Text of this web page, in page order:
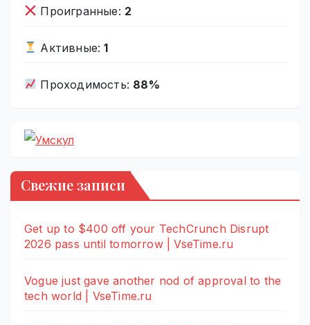
Проигранные: 2
Активные:1
Проходимость: 88%
Свежие записи
Get up to $400 off your TechCrunch Disrupt
2026 pass until tomorrow | VseTime.ru
Vogue just gave another nod of approval to the
tech world | VseTime.ru